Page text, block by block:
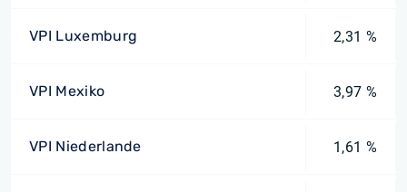
VPI Luxemburg 2,31 %
VPI Mexiko 3,97 %
VPI Niederlande 1,61 %